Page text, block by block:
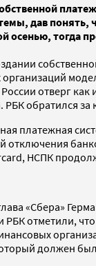
дав
тогда
отверг
обратился
платежная
НСПК
«Сбера»
отметили,
должен